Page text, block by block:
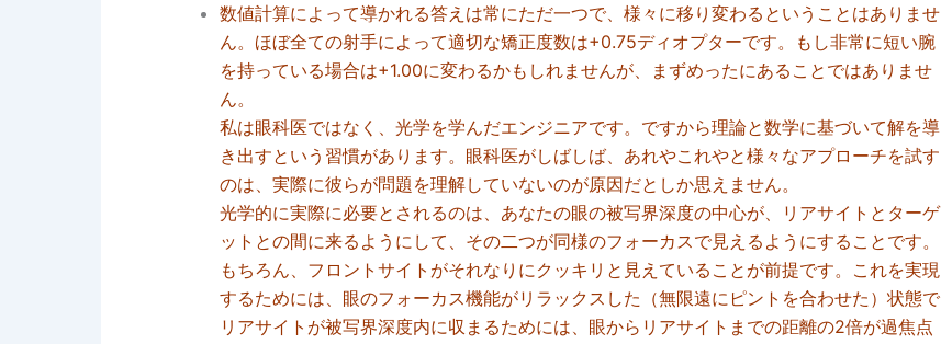
数値計算によって導かれる答えは常にただ一つで、様々に移り変わるということはありませ
ん。ほぼ全ての射手によって適切な矯正度数は+0.75ディオプターです。もし非常に短い腕
を持っている場合は+1.00に変わるかもしれませんが、まずめったにあることではありませ
ん。
私は眼科医ではなく、光学を学んだエンジニアです。ですから理論と数学に基づいて解を導
き出すという習慣があります。眼科医がしばしば、あれやこれやと様々なアプローチを試す
のは、実際に彼らが問題を理解していないのが原因だとしか思えません。
光学的に実際に必要とされるのは、あなたの眼の被写界深度の中心が、リアサイトとターゲ
ットとの間に来るようにして、その二つが同様のフォーカスで見えるようにすることです。
もちろん、フロントサイトがそれなりにクッキリと見えていることが前提です。これを実現
するためには、眼のフォーカス機能がリラックスした（無限遠にピントを合わせた）状態で
リアサイトが被写界深度内に収まるためには、眼からリアサイトまでの距離の2倍が過焦点